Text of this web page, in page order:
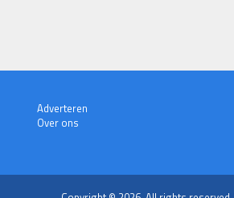
Adverteren
Over ons